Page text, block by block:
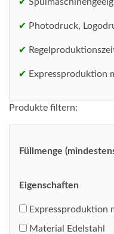
✔ Photodruck,
✔
✔ Expressproduktion
Produkte filtern:
Füllmenge
Eigenschaften
Expressproduktion
Material Edelstahl